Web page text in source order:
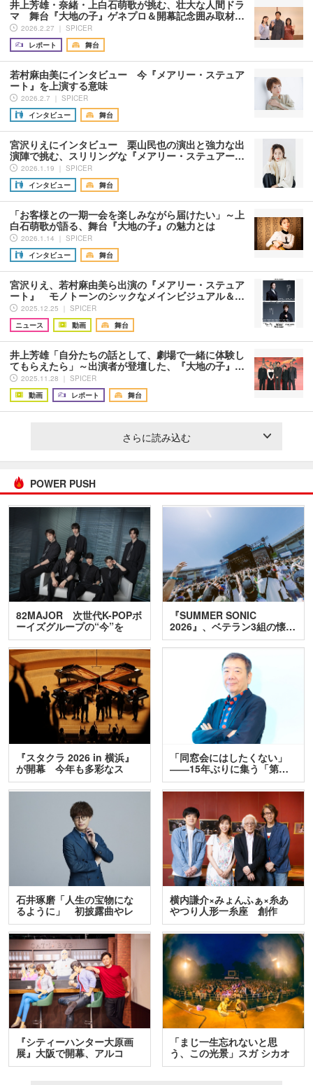
井上芳雄・奈緒・上白石萌歌が挑む、壮大な人間ドラ
マ 舞台『大地の子』ゲネプロ＆開幕記念囲み取材…
2026.2.27 ｜ SPICER
レポート
舞台
若村麻由美にインタビュー 今『メアリー・ステュア
ート』を上演する意味
2026.2.7 ｜ SPICER
インタビュー
舞台
宮沢りえにインタビュー 栗山民也の演出と強力な出
演陣で挑む、スリリングな『メアリー・ステュアー…
2026.1.19 ｜ SPICER
インタビュー
舞台
「お客様との一期一会を楽しみながら届けたい」～上
白石萌歌が語る、舞台『大地の子』の魅力とは
2026.1.14 ｜ SPICER
インタビュー
舞台
宮沢りえ、若村麻由美ら出演の『メアリー・ステュア
ート』 モノトーンのシックなメインビジュアル＆…
2025.12.25 ｜ SPICER
ニュース
動画 舞台
井上芳雄「自分たちの話として、劇場で一緒に体験し
てもらえたら」～出演者が登壇した、『大地の子』…
2025.11.28 ｜ SPICER
動画
レポート 舞台
さらに読み込む
POWER PUSH
82MAJOR 次世代K-POPボ
ーイズグループの“今”を
訊…
『SUMMER SONIC
2026』、ベテラン3組の懐…
『スタクラ 2026 in 横浜』
が開幕 今年も多彩なス
テ…
「同窓会にはしたくない」
――15年ぶりに集う「第…
石井琢磨「人生の宝物にな
るように」 初披露曲やレ
ア…
横内謙介×みょんふぁ×糸あ
やつり人形一糸座 創作
人…
『シティーハンター大原画
展』大阪で開幕、アルコ
＆…
「まじ一生忘れないと思
う、この光景」スガ シカオ
と…